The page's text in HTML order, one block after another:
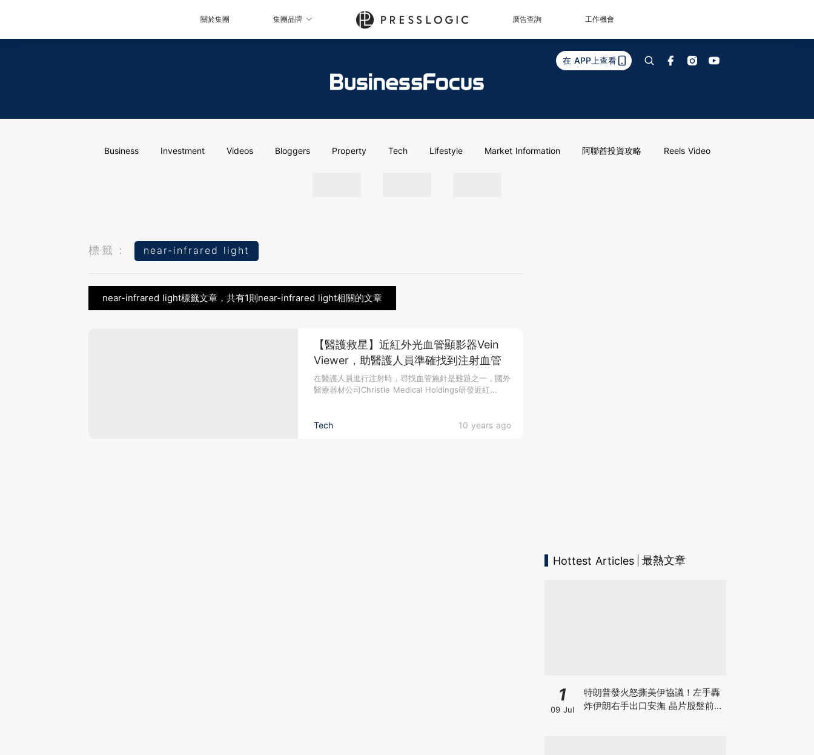
關於集團 集團品牌 廣告查詢 工作機會
在 APP上查看
Business Investment Videos Bloggers Property Tech Lifestyle Market Information 阿聯酋投資攻略 Reels Video
標籤： near-infrared light
near-infrared light標籤文章，共有1則near-infrared light相關的文章
Tech 10 years ago
【醫護救星】近紅外光血管顯影器Vein
Viewer，助醫護人員準確找到注射血管
在醫護人員進行注射時，尋找血管施針是難題之一，國外
醫療器材公司Christie Medical Holdings研發近紅...
Hottest Articles 最熱文章
1
09 Jul
特朗普發火怒撕美伊協議！左手轟
炸伊朗右手出口安撫 晶片股盤前暴